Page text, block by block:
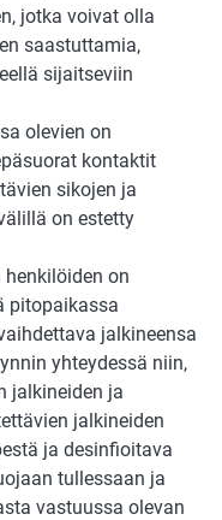
jotka voivat olla
saastuttamia,
sijaitseviin
olevien on
kontaktit
sikojen ja
on estetty
on
pitopaikassa
jalkineensa
yhteydessä niin,
jalkineiden ja
jalkineiden
ja desinfioitava
tullessaan ja
vastuussa olevan